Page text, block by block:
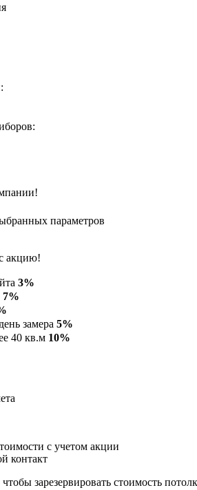
параметров
акцию!
3%
7%
замера 5%
40 кв.м 10%
с учетом акции
контакт
зарезервировать стоимость